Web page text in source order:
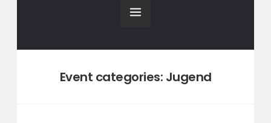
Event categories: Jugend